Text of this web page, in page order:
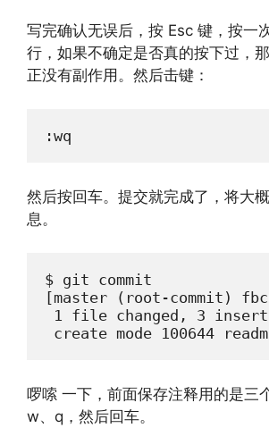
写完确认无误后，按 Esc 键，按一
行，如果不确定是否真的按下过，
正没有副作用。然后击键：
:wq
然后按回车。提交就完成了，将大
息。
$ git commit
[master (root-commit)
1 file changed, 3
create mode 100644
啰嗦 一下，前面保存注释用的是三
w、q，然后回车。